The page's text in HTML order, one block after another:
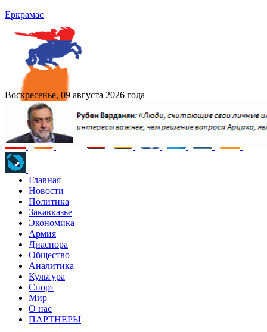
Еркрамас
Воскресенье, 09 августа 2026 года
Главная
Новости
Политика
Закавказье
Экономика
Армия
Диаспора
Общество
Аналитика
Культура
Спорт
Мир
О нас
ПАРТНЕРЫ